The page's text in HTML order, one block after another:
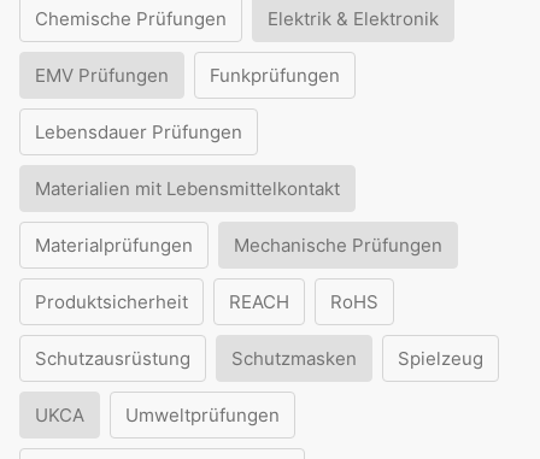
Chemische Prüfungen Elektrik & Elektronik
EMV Prüfungen Funkprüfungen
Lebensdauer Prüfungen
Materialien mit Lebensmittelkontakt
Materialprüfungen Mechanische Prüfungen
Produktsicherheit REACH RoHS
Schutzausrüstung Schutzmasken Spielzeug
UKCA Umweltprüfungen